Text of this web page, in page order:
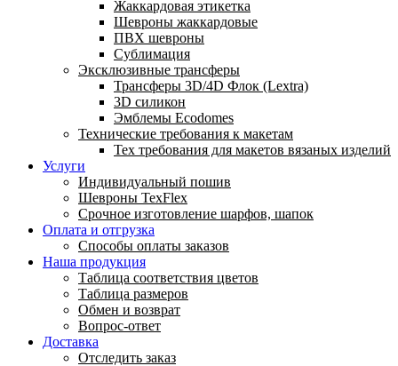
Жаккардовая этикетка
Шевроны жаккардовые
ПВХ шевроны
Сублимация
Эксклюзивные трансферы
Трансферы 3D/4D Флок (Lextra)
3D силикон
Эмблемы Ecodomes
Технические требования к макетам
Тех требования для макетов вязаных изделий
Услуги
Индивидуальный пошив
Шевроны TexFlex
Срочное изготовление шарфов, шапок
Оплата и отгрузка
Способы оплаты заказов
Наша продукция
Таблица соответствия цветов
Таблица размеров
Обмен и возврат
Вопрос-ответ
Доставка
Отследить заказ